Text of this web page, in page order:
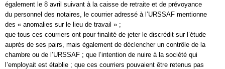
également le 8 avril suivant à la caisse de retraite et de prévoyance
du personnel des notaires, le courrier adressé à l’URSSAF mentionne
des « anomalies sur le lieu de travail » ;
que tous ces courriers ont pour finalité de jeter le discrédit sur l’étude
auprès de ses pairs, mais également de déclencher un contrôle de la
chambre ou de l’URSSAF ; que l’intention de nuire à la société qui
l’employait est établie ; que ces courriers pouvaient être retenus pas